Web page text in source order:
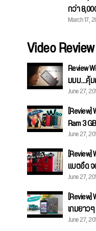
กว่า
March 17,
Video Review
Review
มมม....คุ้
June 27,
[Review]
Ram 3
June 27,
แบตอึด
June 27,
เกมยาว
June 27,